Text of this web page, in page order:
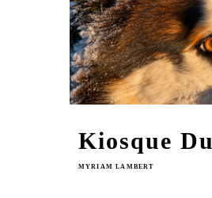
Kiosque
MYRIAM LAMBERT